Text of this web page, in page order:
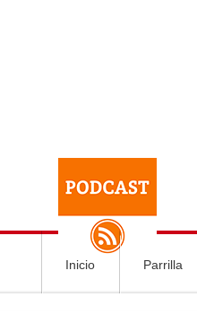
Inicio Parrilla